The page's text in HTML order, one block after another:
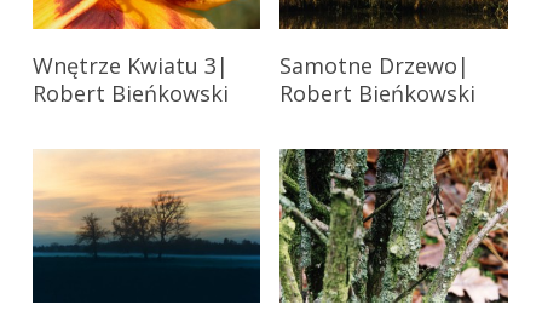
stronie
stronie
Wnętrze Kwiatu 3|
Robert Bieńkowski
Samotne Drzewo|
Robert Bieńkowski